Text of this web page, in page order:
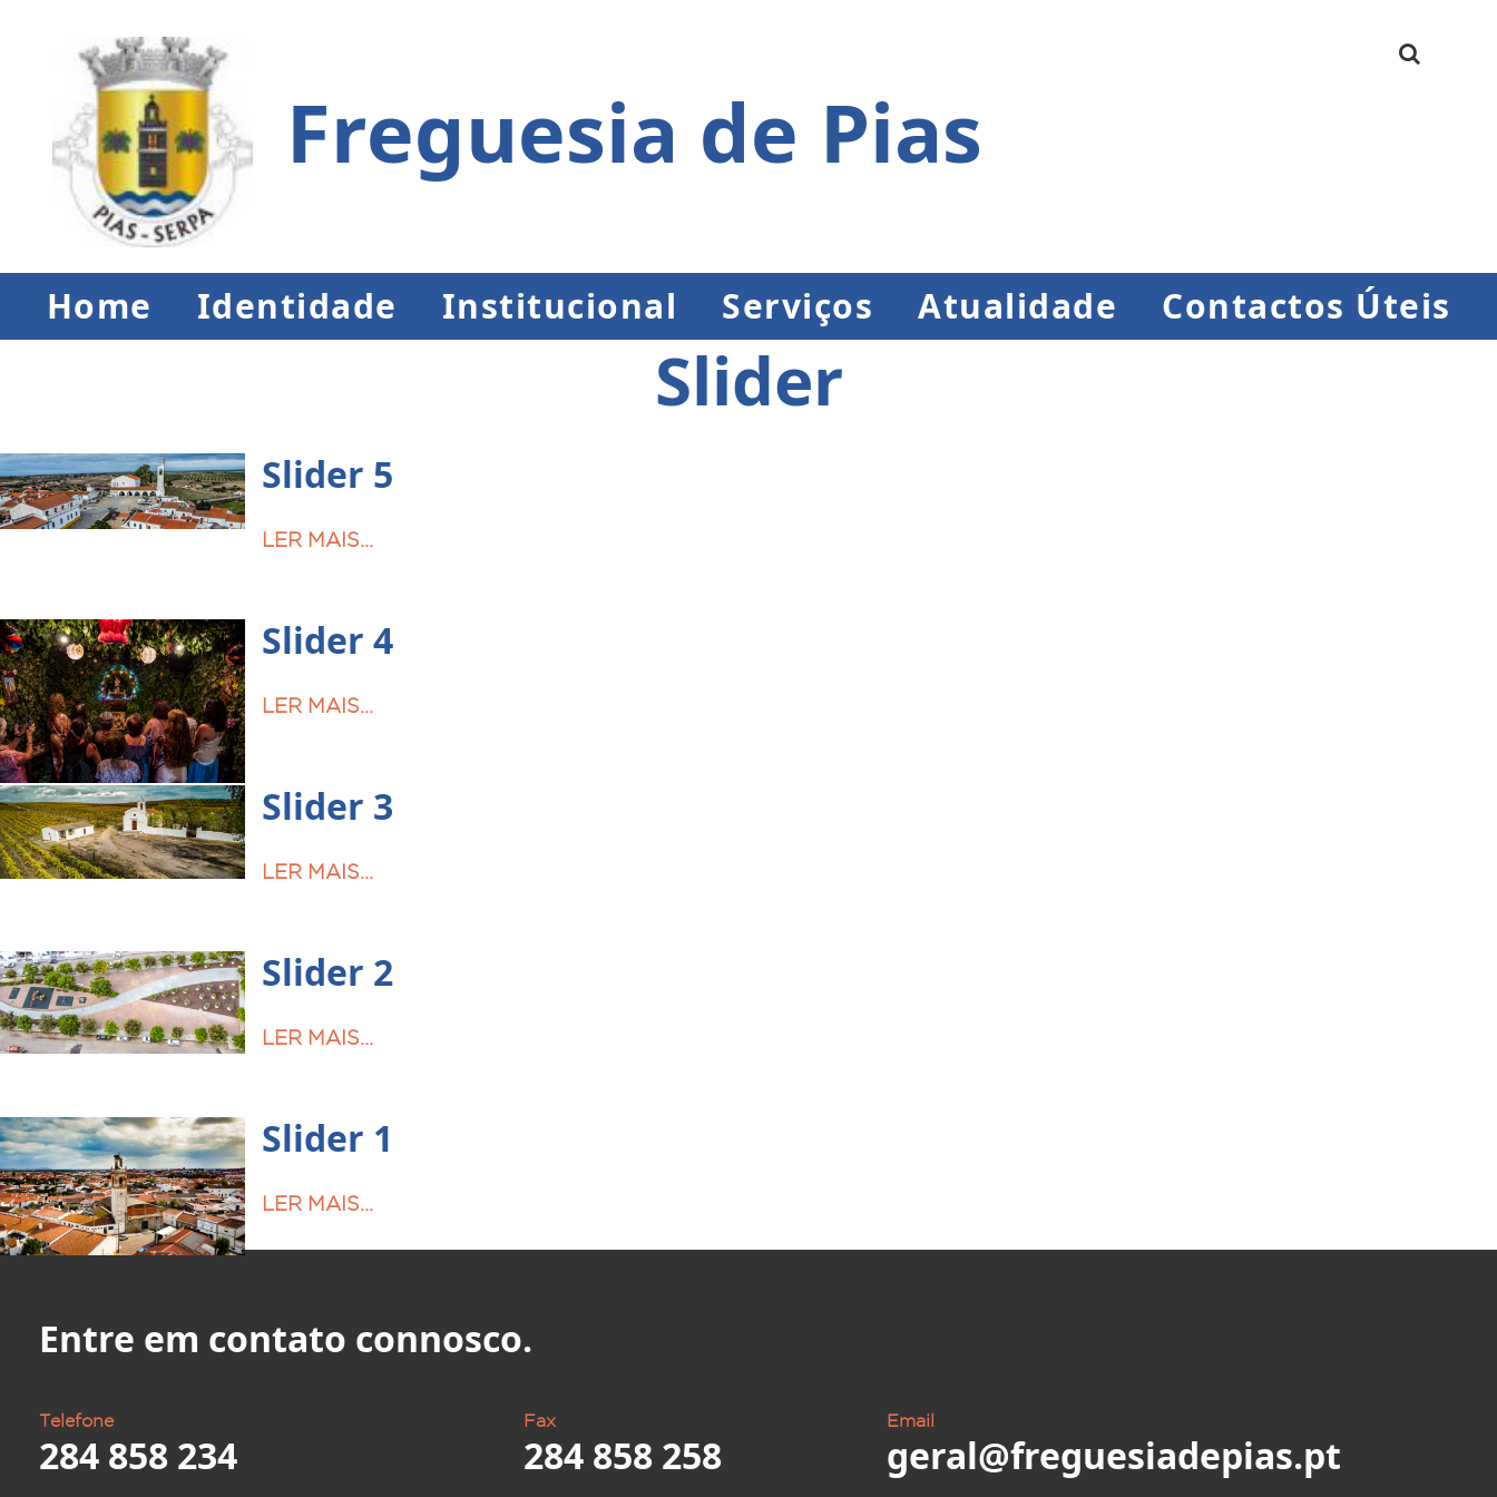
Freguesia de Pias
Home Identidade Institucional Serviços Atualidade Contactos Úteis
Slider
Slider 5
LER MAIS...
Slider 4
LER MAIS...
Slider 3
LER MAIS...
Slider 2
LER MAIS...
Slider 1
LER MAIS...
Entre em contato connosco.
Telefone
284 858 234
Fax
284 858 258
Email
geral@freguesiadepias.pt